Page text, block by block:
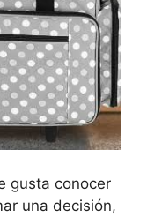
gusta conocer
una decisión,